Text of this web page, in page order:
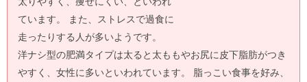
ています。 また、ストレスで過食に
走ったりする人が多いようです。
洋ナシ型の肥満タイプは太ると太ももやお尻に皮下脂肪がつき
やすく、女性に多いといわれています。 脂っこい食事を好み、